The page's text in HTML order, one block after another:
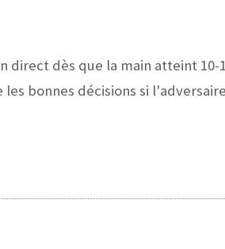
direct dès que la main atteint
bonnes décisions si